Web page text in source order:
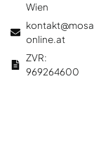
Wien
online.at
ZVR:
969264600